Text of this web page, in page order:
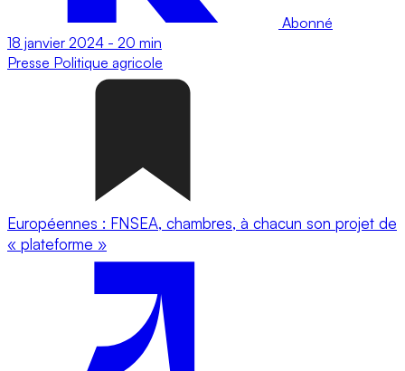
Abonné
18 janvier 2024 - 20 min
Presse Politique agricole
Européennes : FNSEA, chambres, à chacun son projet de
« plateforme »